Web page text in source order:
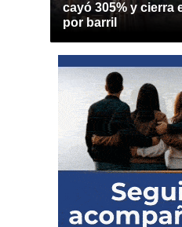
cayó 305% y cierra
por barril